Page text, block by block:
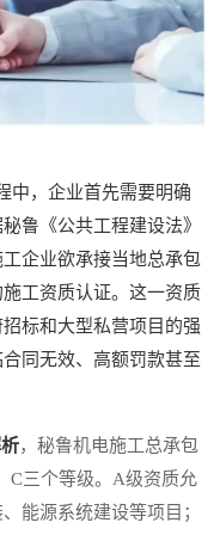
，企业首先需要明确
鲁《公共工程建设法》
企业欲承接当地总承包
工资质认证。这一资质
标和大型私营项目的强
同无效、高额罚款甚至
，秘鲁机电施工总承包
C三个等级。A级资质允
能源系统建设等项目；